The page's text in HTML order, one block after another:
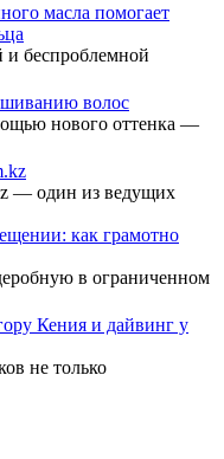
масла помогает
и беспроблемной
волос
нового оттенка —
— один из ведущих
как грамотно
в ограниченном
Кения и дайвинг у
не только